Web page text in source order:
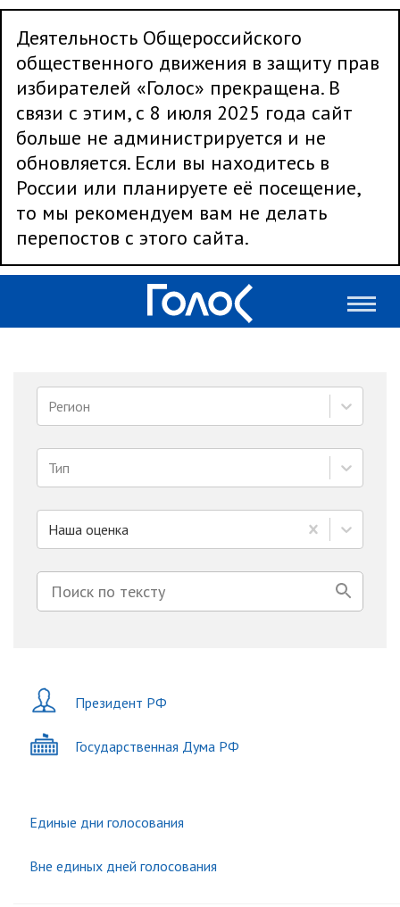
Деятельность Общероссийского
общественного движения в защиту прав
избирателей «Голос» прекращена. В
связи с этим, с 8 июля 2025 года сайт
больше не администрируется и не
обновляется. Если вы находитесь в
России или планируете её посещение,
то мы рекомендуем вам не делать
перепостов с этого сайта.
Регион
Тип
Наша оценка
Президент РФ
Государственная Дума РФ
Единые дни голосования
Вне единых дней голосования